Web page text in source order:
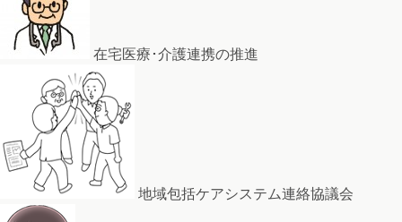
在宅医療･介護連携の推進
地域包括ケアシステム連絡協議会